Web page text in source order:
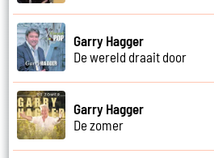
Garry Hagger
De wereld draait door
Garry Hagger
De zomer